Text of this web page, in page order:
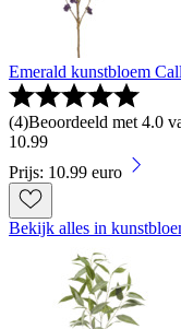
Emerald kunstbloem
(4)Beoordeeld met 4.0
10.99
Prijs: 10.99 euro
Bekijk alles in